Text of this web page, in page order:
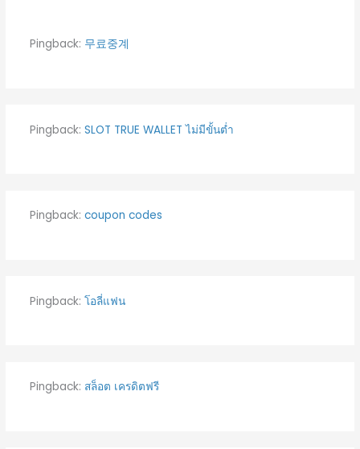
Pingback: 무료중계
Pingback: SLOT TRUE WALLET ไม่มีขั้นต่ำ
Pingback: coupon codes
Pingback: โอลี่แฟน
Pingback: สล็อต เครดิตฟรี